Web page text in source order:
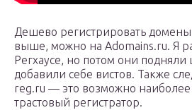
Дешево регистрировать
выше, можно на Adomains.ru. Я
Регхаусе, но потом они
добавили себе вистов. Также
reg.ru — это возможно
трастовый регистратор.